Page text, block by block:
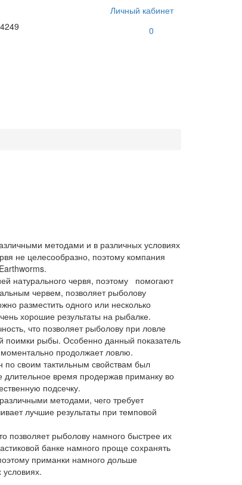
Личный кабинет
0
методами и в различных условиях
не целесообразно, поэтому компания
натурального червя, поэтому помогают
червем, позволяет рыболову
разместить одного или несколько
хорошие результаты на рыбалке.
что позволяет рыболову при ловле
поимки рыбы. Особенно данный показатель
продолжает ловлю.
по своим тактильным свойствам был
время продержав приманку во
подсечку.
методами, чего требует
лучшие результаты при темповой
позволяет рыболову намного быстрее их
банке намного проще сохранять
приманки намного дольше